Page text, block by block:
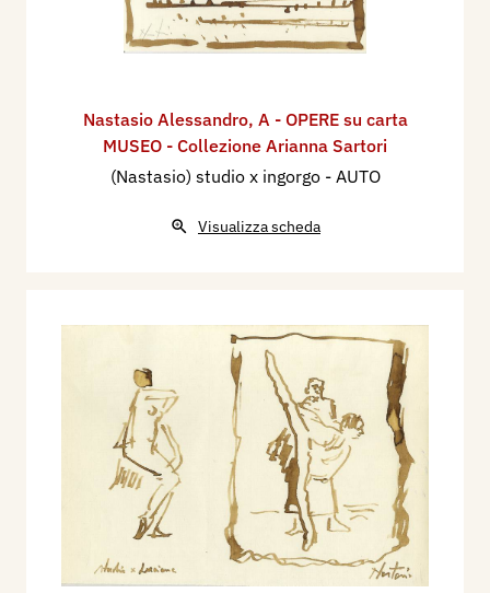
Nastasio Alessandro, A - OPERE su carta
MUSEO - Collezione Arianna Sartori
(Nastasio) studio x ingorgo - AUTO
Visualizza scheda